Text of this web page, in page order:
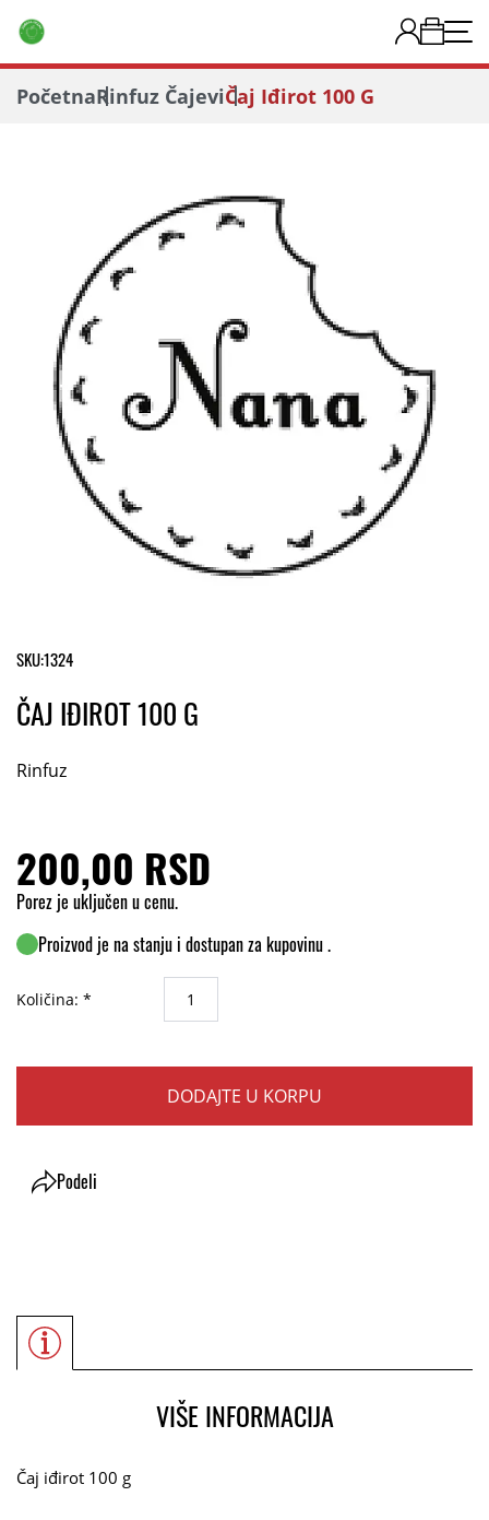
PočetnaRinfuz ČajeviČaj Iđirot 100 G
SKU:1324
ČAJ IĐIROT 100 G
Rinfuz
200,00 RSD
Porez je uključen u cenu.
Proizvod je na stanju i dostupan za kupovinu .
Količina: *
DODAJTE U KORPU
Podeli
VIŠE INFORMACIJA
Čaj iđirot 100 g